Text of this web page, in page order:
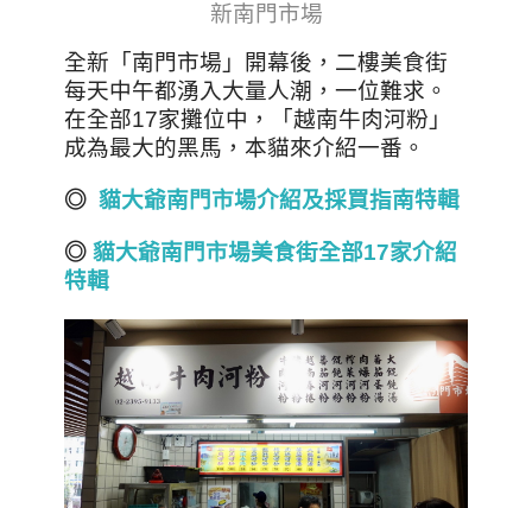
新南門市場
全新「南門市場」開幕後，二樓美食街
每天中午都湧入大量人潮，一位難求。
在全部17家攤位中，「越南牛肉河粉」
成為最大的黑馬，本貓來介紹一番。
◎ 貓大爺南門市場介紹及採買指南特輯
◎ 貓大爺南門市場美食街全部17家介紹
特輯